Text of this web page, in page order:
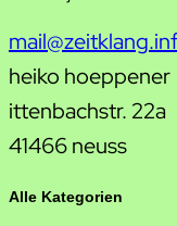
heiko hoeppener
ittenbachstr. 22a
41466 neuss
Alle Kategorien